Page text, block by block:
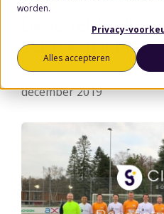
worden.
Privacy-
Alles accepteren
LEPRAStichting
doorWouter van den
december 2019